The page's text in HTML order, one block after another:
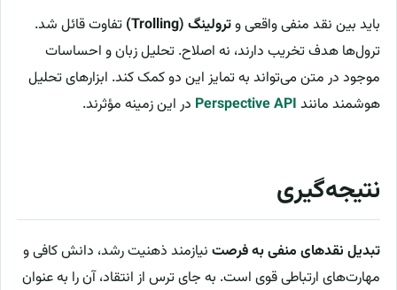
باید بین نقد منفی واقعی وترولینگ (Trolling)
تفاوت قائل شد.
ترول‌ها هدف تخریب دارند، نه اصلاح. تحلیل زبان و احساسات
موجود در متن می‌تواند به تمایز این دو کمک کند. ابزارهای تحلیل
هوشمند مانند Perspective API در این زمینه مؤثرند.
نتیجه‌گیری
تبدیل نقدهای منفی به فرصت نیازمند ذهنیت رشد، دانش کافی و
مهارت‌های ارتباطی قوی است. به جای ترس از انتقاد، آن را به عنوان